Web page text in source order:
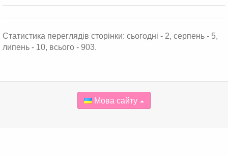
Статистика переглядів сторінки: сьогодні - 2, серпень - 5,
липень - 10, всього - 903.
Мова сайту